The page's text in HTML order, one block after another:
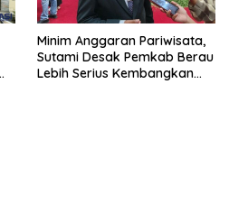
Minim Anggaran Pariwisata,
Sutami Desak Pemkab Berau
Lebih Serius Kembangkan